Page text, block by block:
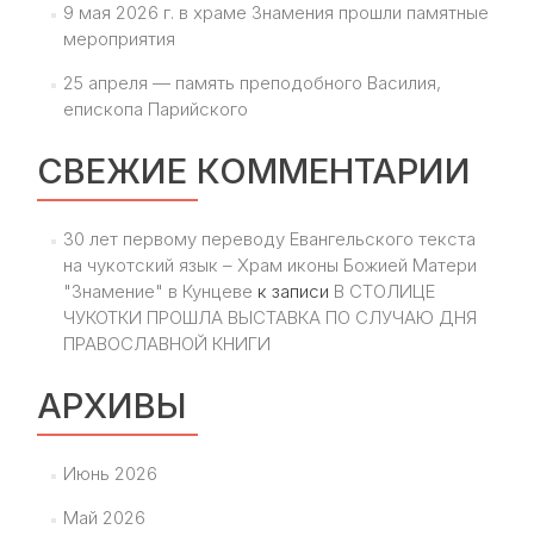
9 мая 2026 г. в храме Знамения прошли памятные
мероприятия
25 апреля — память преподобного Василия,
епископа Парийского
СВЕЖИЕ КОММЕНТАРИИ
30 лет первому переводу Евангельского текста
на чукотский язык – Храм иконы Божией Матери
"Знамение" в Кунцеве к записи В СТОЛИЦЕ
ЧУКОТКИ ПРОШЛА ВЫСТАВКА ПО СЛУЧАЮ ДНЯ
ПРАВОСЛАВНОЙ КНИГИ
АРХИВЫ
Июнь 2026
Май 2026